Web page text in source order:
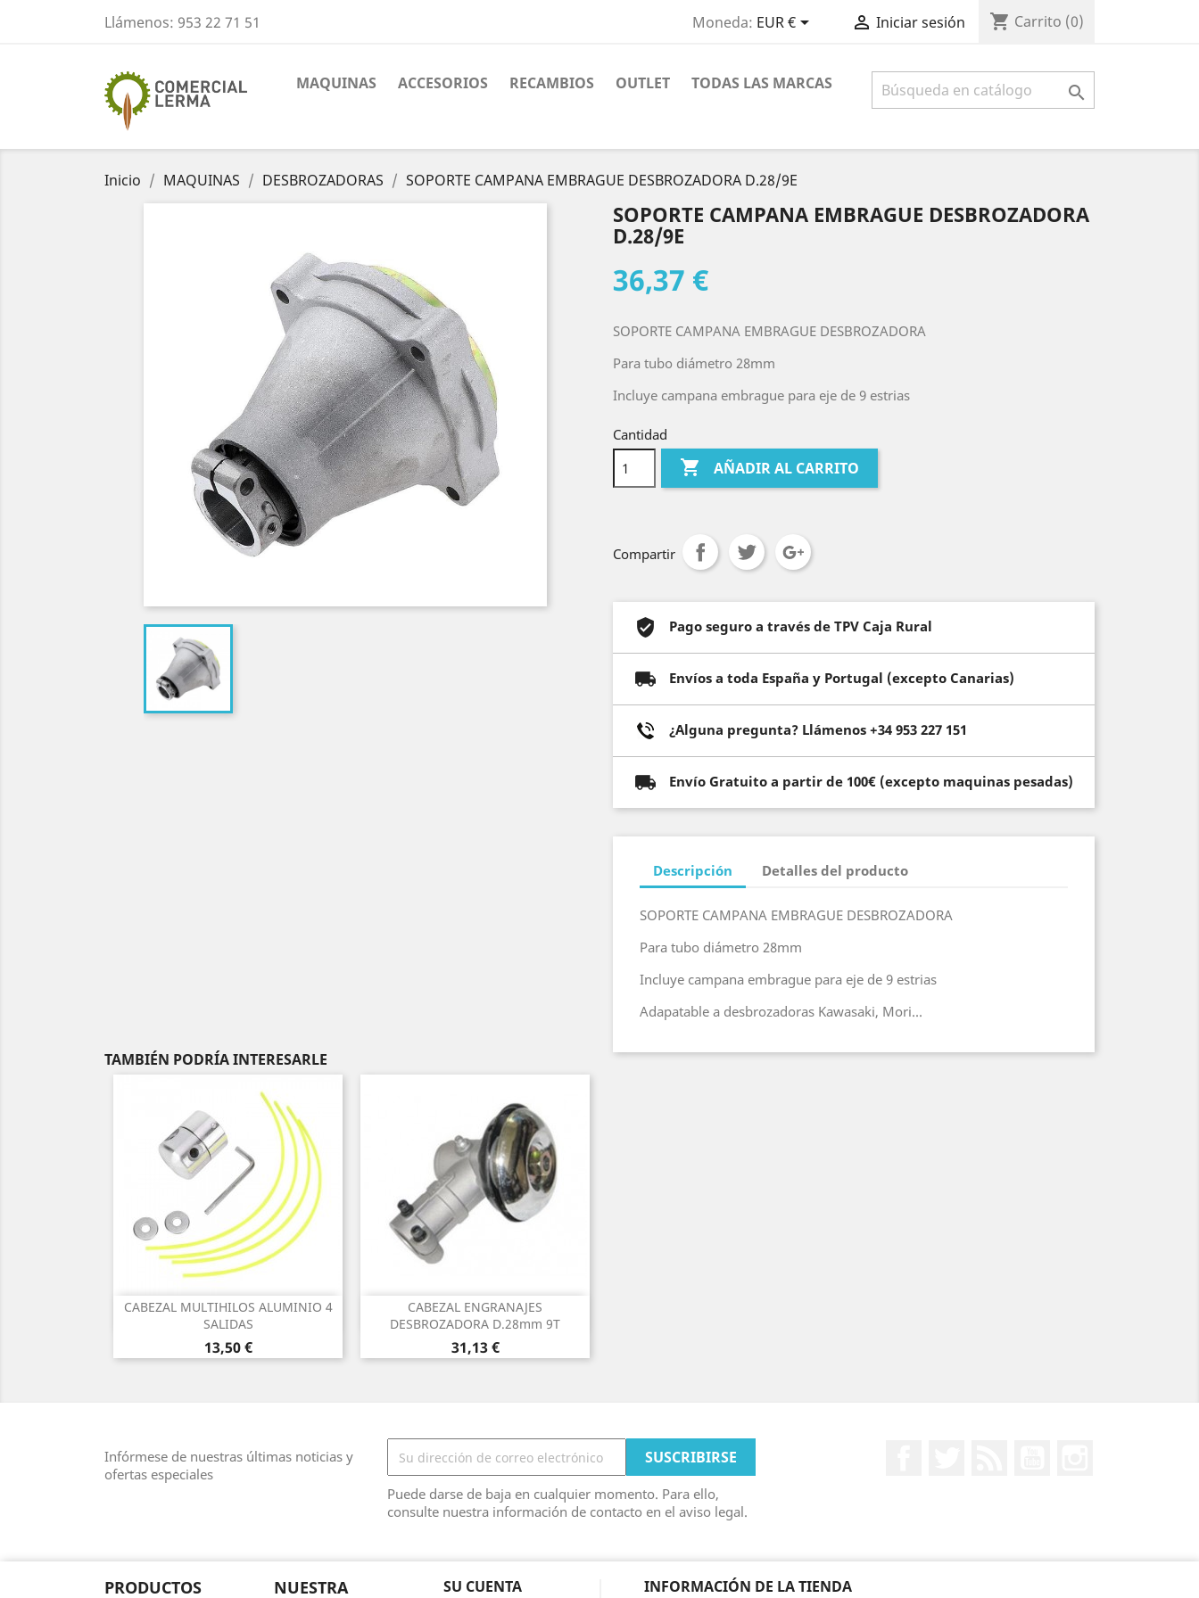
Llámenos: 953 22 71 51 Moneda: EUR €  Iniciar sesión shopping_cart Carrito (0)
MAQUINAS ACCESORIOS RECAMBIOS OUTLET TODAS LAS MARCAS 
Inicio MAQUINAS DESBROZADORAS SOPORTE CAMPANA EMBRAGUE DESBROZADORA D.28/9E
SOPORTE CAMPANA EMBRAGUE DESBROZADORA
D.28/9E
36,37 €
SOPORTE CAMPANA EMBRAGUE DESBROZADORA
Para tubo diámetro 28mm
Incluye campana embrague para eje de 9 estrias
Cantidad
 AÑADIR AL CARRITO
Compartir
Pago seguro a través de TPV Caja Rural
Envíos a toda España y Portugal (excepto Canarias)
¿Alguna pregunta? Llámenos +34 953 227 151
Envío Gratuito a partir de 100€ (excepto maquinas pesadas)
Descripción Detalles del producto
SOPORTE CAMPANA EMBRAGUE DESBROZADORA
Para tubo diámetro 28mm
Incluye campana embrague para eje de 9 estrias
Adapatable a desbrozadoras Kawasaki, Mori...
TAMBIÉN PODRÍA INTERESARLE
CABEZAL MULTIHILOS ALUMINIO 4
SALIDAS
Precio
13,50 €
Vista rápida
CABEZAL ENGRANAJES
DESBROZADORA D.28mm 9T
Precio
31,13 €
Vista rápida
Infórmese de nuestras últimas noticias y
ofertas especiales
Puede darse de baja en cualquier momento. Para ello,
consulte nuestra información de contacto en el aviso legal.
PRODUCTOS NUESTRA SU CUENTA INFORMACIÓN DE LA TIENDA